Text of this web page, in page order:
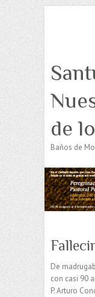
de
Baños de
De
con casi 90
P. Arturo